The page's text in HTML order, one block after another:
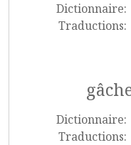
Dictionnaire:
Traductions:
Dictionnaire:
Traductions: